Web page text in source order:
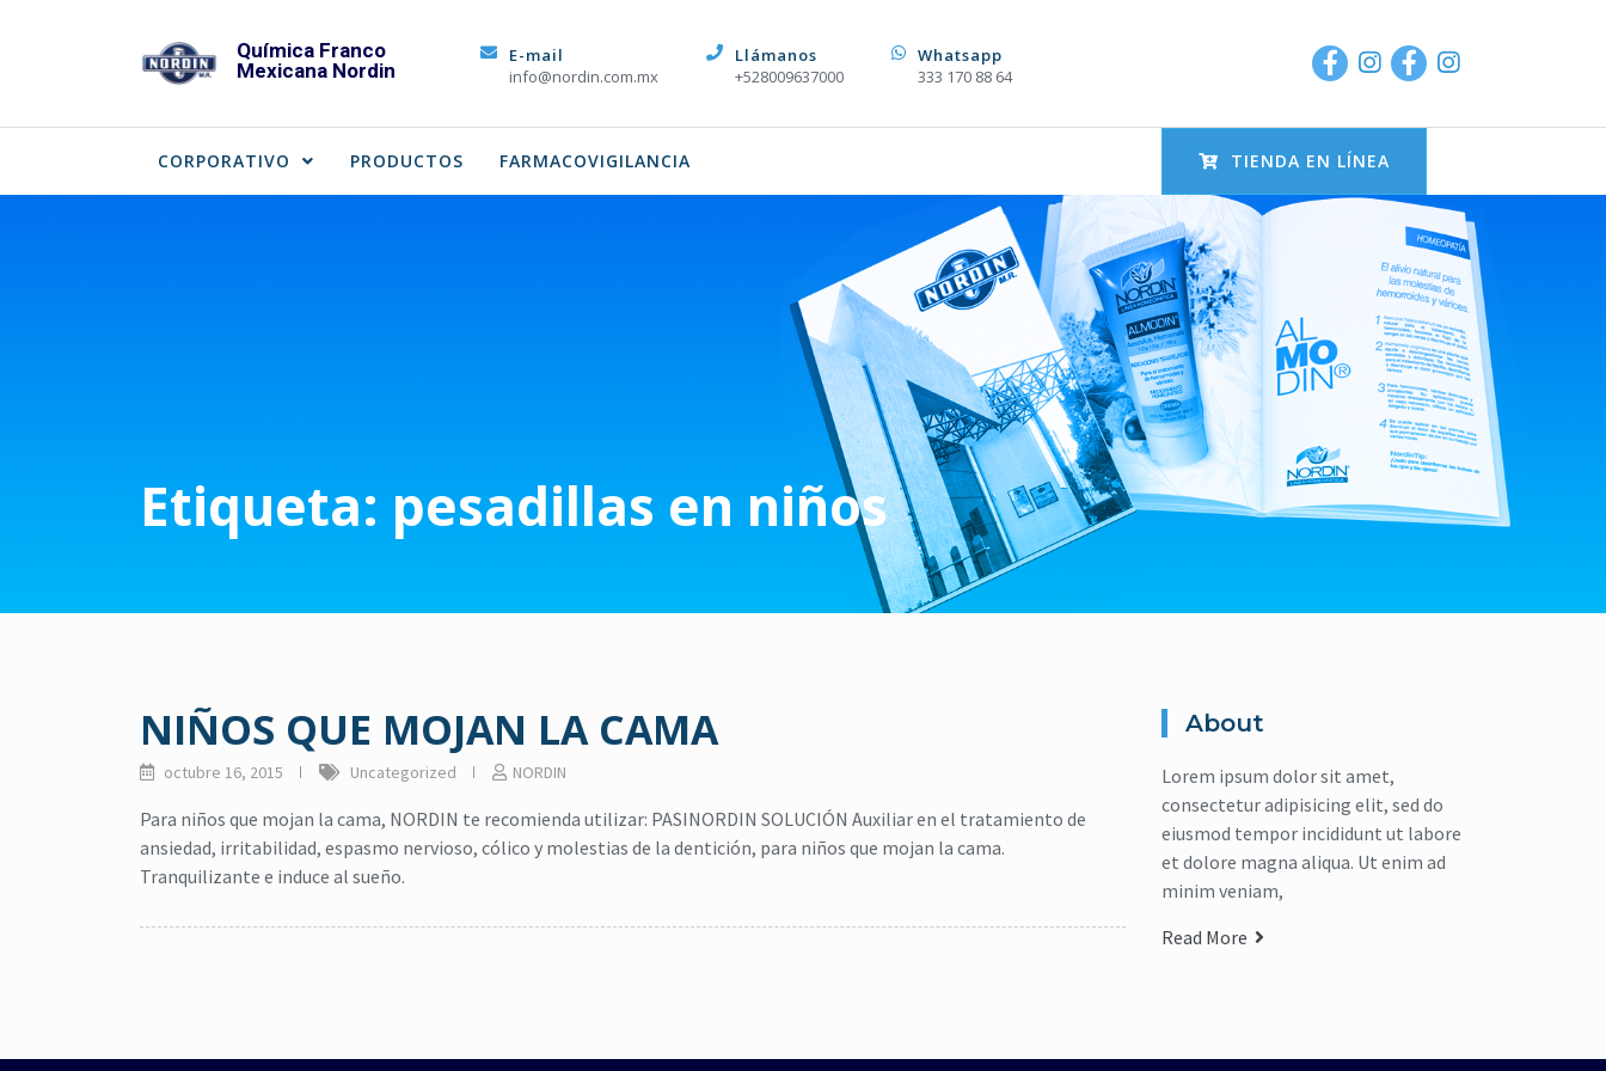
Química Franco
Mexicana Nordin
E-mail
info@nordin.com.mx
Llámanos
+528009637000
Whatsapp
333 170 88 64
CORPORATIVO PRODUCTOS FARMACOVIGILANCIA TIENDA EN LÍNEA
Etiqueta: pesadillas en niños
NIÑOS QUE MOJAN LA CAMA
octubre 16, 2015 Uncategorized NORDIN
Para niños que mojan la cama, NORDIN te recomienda utilizar: PASINORDIN SOLUCIÓN Auxiliar en el tratamiento de
ansiedad, irritabilidad, espasmo nervioso, cólico y molestias de la dentición, para niños que mojan la cama.
Tranquilizante e induce al sueño.
About
Lorem ipsum dolor sit amet,
consectetur adipisicing elit, sed do
eiusmod tempor incididunt ut labore
et dolore magna aliqua. Ut enim ad
minim veniam,
Read More